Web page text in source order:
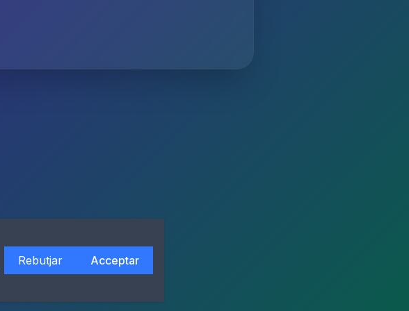
Rebutjar Acceptar